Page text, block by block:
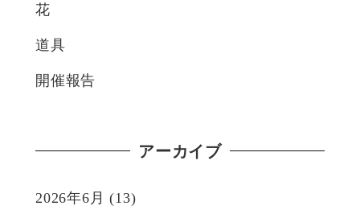
花
道具
開催報告
アーカイブ
2026年6月 (13)